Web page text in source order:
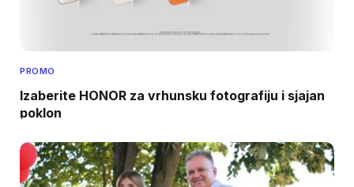
PROMO
Izaberite HONOR za vrhunsku fotografiju i sjajan
poklon